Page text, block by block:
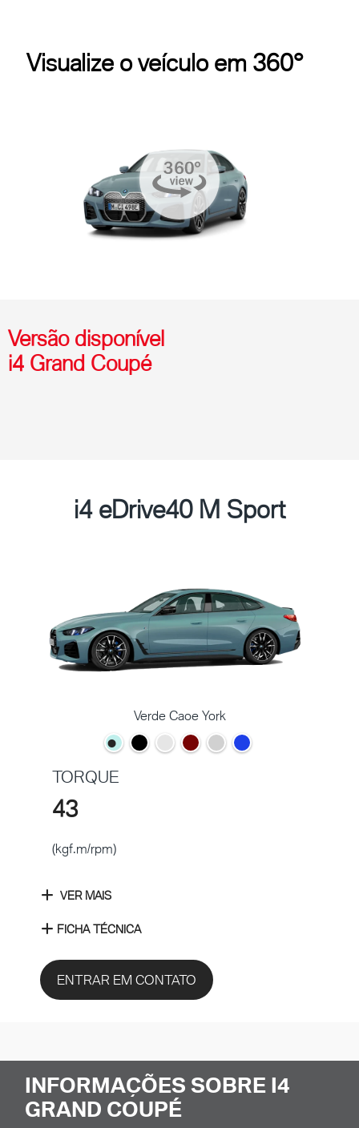
Visualize o veículo em 360°
Versão disponível
i4 Grand Coupé
i4 eDrive40 M Sport
Verde Caoe York
TORQUE
43
(kgf.m/rpm)
VER MAIS
FICHA TÉCNICA
ENTRAR EM CONTATO
INFORMAÇÕES SOBRE I4
GRAND COUPÉ